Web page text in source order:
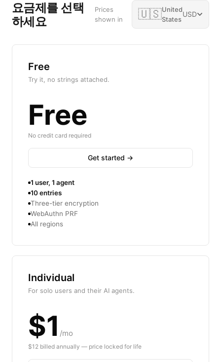
요금제를 선택
하세요
Prices
shown in
🇺🇸United
States
USD
Free
Try it, no strings attached.
Free
No credit card required
Get started →
1 user, 1 agent
10 entries
Three-tier encryption
WebAuthn PRF
All regions
Individual
For solo users and their AI agents.
$1 /mo
$12 billed annually — price locked for life